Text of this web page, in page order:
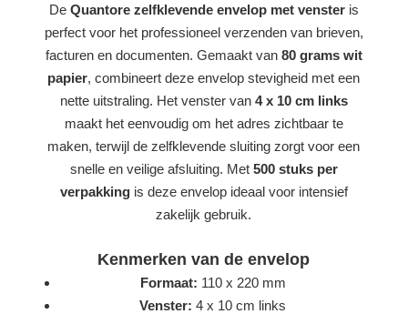
De Quantore zelfklevende envelop met vensteris
perfect voor het professioneel verzenden van brieven,
facturen en documenten. Gemaakt van 80 grams wit
papier, combineert deze envelop stevigheid met een
nette uitstraling. Het venster van 4 x 10 cm links
maakt het eenvoudig om het adres zichtbaar te
maken, terwijl de zelfklevende sluiting zorgt voor een
snelle en veilige afsluiting. Met 500 stuks per
verpakkingis deze envelop ideaal voor intensief
zakelijk gebruik.
Kenmerken van de envelop
Formaat: 110 x 220 mm
Venster: 4 x 10 cm links